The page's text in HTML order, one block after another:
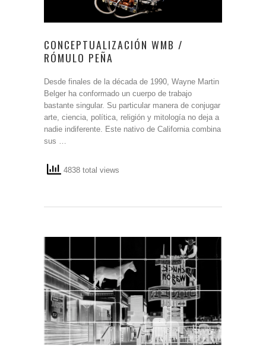
CONCEPTUALIZACIÓN WMB /
RÓMULO PEÑA
Desde finales de la década de 1990, Wayne Martin
Belger ha conformado un cuerpo de trabajo
bastante singular. Su particular manera de conjugar
arte, ciencia, política, religión y mitología no deja a
nadie indiferente. Este nativo de California combina
sus …
4838 total views